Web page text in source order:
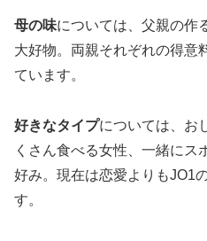
母の味については、父親の作
大好物。両親それぞれの得意
ています。
好きなタイプについては、お
くさん食べる女性、一緒にス
好み。現在は恋愛よりもJO1
す。